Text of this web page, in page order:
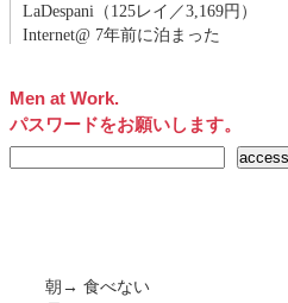
LaDespani（125レイ／3,169円）
Internet@ 7年前に泊まった
Men at Work.
パスワードをお願いします。
朝→ 食べない